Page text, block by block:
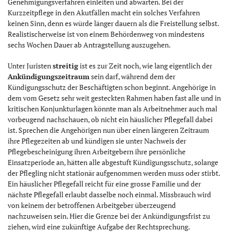
Genehmigungsverfahren einleiten und abwarten. Bei der
Kurzzeitpflege in den Akutfällen macht ein solches Verfahren
keinen Sinn, denn es würde länger dauern als die Freistellung selbst.
Realistischerweise ist von einem Behördenweg von mindestens
sechs Wochen Dauer ab Antragstellung auszugehen.
Unter Juristenstreitigist es zur Zeit noch, wie lang eigentlich der
Ankündigungszeitraum sein darf, während dem der
Kündigungsschutz der Beschäftigten schon beginnt. Angehörige in
dem vom Gesetz sehr weit gesteckten Rahmen haben fast alle und in
kritischen Konjunkturlagen könnte man als Arbeitnehmer auch mal
vorbeugend nachschauen, ob nicht ein häuslicher Pflegefall dabei
ist. Sprechen die Angehörigen nun über einen längeren Zeitraum
ihre Pflegezeiten ab und kündigen sie unter Nachweis der
Pflegebescheinigung ihren Arbeitgebern ihre persönliche
Einsatzperiode an, hätten alle abgestuft Kündigungsschutz, solange
der Pflegling nicht stationär aufgenommen werden muss oder stirbt.
Ein häuslicher Pflegefall reicht für eine grosse Familie und der
nächste Pflegefall erlaubt dasselbe noch einmal. Missbrauch wird
von keinem der betroffenen Arbeitgeber überzeugend
nachzuweisen sein. Hier die Grenze bei der Ankündigungsfrist zu
ziehen, wird eine zukünftige Aufgabe der Rechtsprechung.